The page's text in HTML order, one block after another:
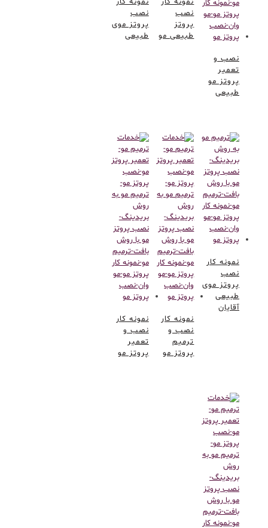
نصب و
تعمیر
پروتز مو
طبیعی
نصب
پروتز
طبیعی مو
نصب
پروتز موی
طبیعی
نمونه کار
نصب
پروتز موی
طبیعی
آقایان
نمونه کار
نصب و
ترمیم
پروتز مو
نمونه کار
نصب و
تعمیر
پروتز مو